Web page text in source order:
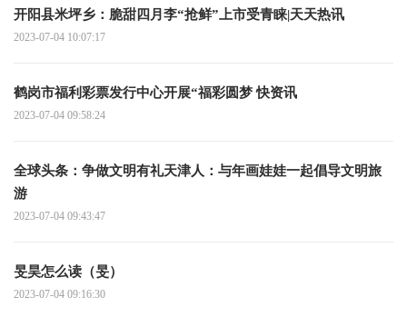
开阳县米坪乡：脆甜四月李“抢鲜”上市受青睐|天天热讯
2023-07-04 10:07:17
鹤岗市福利彩票发行中心开展“福彩圆梦 快资讯
2023-07-04 09:58:24
全球头条：争做文明有礼天津人：与年画娃娃一起倡导文明旅
游
2023-07-04 09:43:47
旻昊怎么读（旻）
2023-07-04 09:16:30